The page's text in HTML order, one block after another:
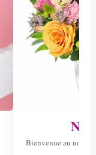
Bienvenue au